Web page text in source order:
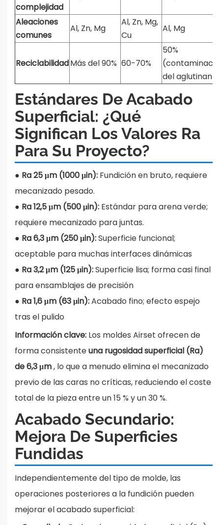
complejidad
Aleaciones
comunes
Al, Zn, Mg
Al, Zn, Mg,
Cu
Al, Mg
ReciclabilidadMás del 90% 60-70%
50%
del
Estándares De Acabado
Superficial: ¿Qué
Significan Los Valores Ra
Para Su Proyecto?
● Ra 25 μm (1000 μin): Fundición en bruto, requiere
mecanizado pesado.
● Ra 12,5 μm (500 μin): Estándar para arena verde;
requiere mecanizado para juntas.
● Ra 6,3 μm (250 μin):Superficie funcional;
aceptable para muchas interfaces dinámicas
● Ra 3,2 μm (125 μin):Superficie lisa; forma casi final
para ensamblajes de precisión
● Ra 1,6 μm (63 μin):Acabado fino; efecto espejo
tras el pulido
Información clave: Los moldes Airset ofrecen de
forma consistenteuna rugosidad superficial (Ra)
de 6,3 μm, lo que a menudo elimina el mecanizado
previo de las caras no críticas, reduciendo el coste
total de la pieza entre un 15 % y un 30 %.
Acabado Secundario:
Mejora De Superficies
Fundidas
Independientemente del tipo de molde, las
operaciones posteriores a la fundición pueden
mejorar el acabado superficial: